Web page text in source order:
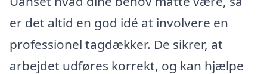
er det altid en god idé at involvere en
professionel tagdækker. De sikrer, at
arbejdet udføres korrekt, og kan hjælpe